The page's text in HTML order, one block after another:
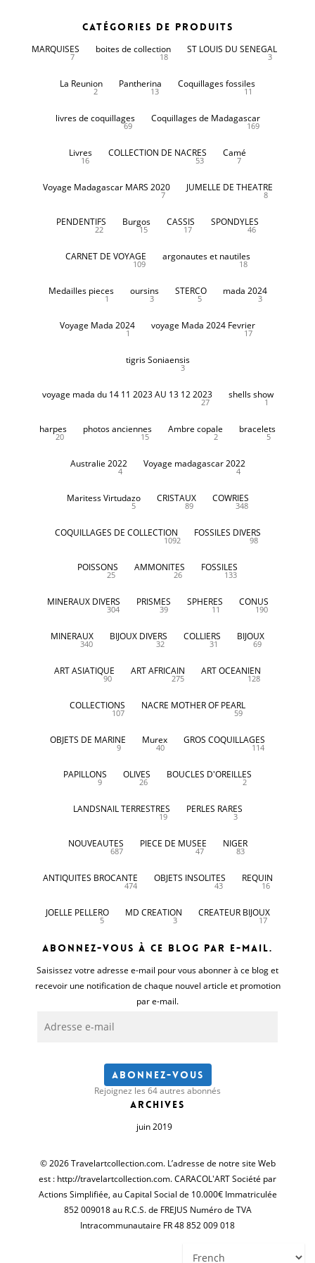
Catégories de produits
MARQUISES
7
boites de collection
18
ST LOUIS DU SENEGAL
3
La Reunion
2
Pantherina
13
Coquillages fossiles
11
livres de coquillages
69
Coquillages de Madagascar
169
Livres
16
COLLECTION DE NACRES
53
Camé
7
Voyage Madagascar MARS 2020
7
JUMELLE DE THEATRE
8
PENDENTIFS
22
Burgos
15
CASSIS
17
SPONDYLES
46
CARNET DE VOYAGE
109
argonautes et nautiles
18
Medailles pieces
1
oursins
3
STERCO
5
mada 2024
3
Voyage Mada 2024
1
voyage Mada 2024 Fevrier
17
tigris Soniaensis
3
voyage mada du 14 11 2023 AU 13 12 2023
27
shells show
1
harpes
20
photos anciennes
15
Ambre copale
2
bracelets
5
Australie 2022
4
Voyage madagascar 2022
4
Maritess Virtudazo
5
CRISTAUX
89
COWRIES
348
COQUILLAGES DE COLLECTION
1092
FOSSILES DIVERS
98
POISSONS
25
AMMONITES
26
FOSSILES
133
MINERAUX DIVERS
304
PRISMES
39
SPHERES
11
CONUS
190
MINERAUX
340
BIJOUX DIVERS
32
COLLIERS
31
BIJOUX
69
ART ASIATIQUE
90
ART AFRICAIN
275
ART OCEANIEN
128
COLLECTIONS
107
NACRE MOTHER OF PEARL
59
OBJETS DE MARINE
9
Murex
40
GROS COQUILLAGES
114
PAPILLONS
9
OLIVES
26
BOUCLES D'OREILLES
2
LANDSNAIL TERRESTRES
19
PERLES RARES
3
NOUVEAUTES
687
PIECE DE MUSEE
47
NIGER
83
ANTIQUITES BROCANTE
474
OBJETS INSOLITES
43
REQUIN
16
JOELLE PELLERO
5
MD CREATION
3
CREATEUR BIJOUX
17
Abonnez-vous à ce blog par e-mail.
Saisissez votre adresse e-mail pour vous abonner à ce blog et
recevoir une notification de chaque nouvel article et promotion
par e-mail.
e-
Abonnez-vous
Rejoignez les 64 autres abonnés
Archives
juin 2019
© 2026 Travelartcollection.com. L’adresse de notre site Web
est : http://travelartcollection.com. CARACOL'ART Société par
Actions Simplifiée, au Capital Social de 10.000€ Immatriculée
852 009018 au R.C.S. de FREJUS Numéro de TVA
Intracommunautaire FR 48 852 009 018